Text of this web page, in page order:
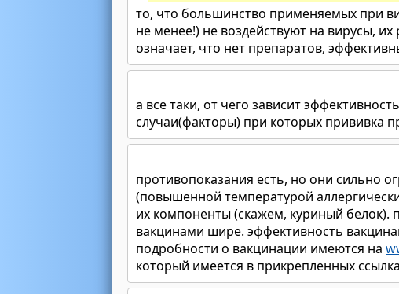
то, что большинство применяемых при
не менее!) не воздействуют на вирусы,
означает, что нет препаратов,
а все таки, от чего зависит
случаи(факторы) при которых прививка
противопоказания есть, но они сильно
(повышенной температурой
их компоненты (скажем, куриный
вакцинами шире. эффективность
подробности о вакцинации имеются на
который имеется в прикрепленных